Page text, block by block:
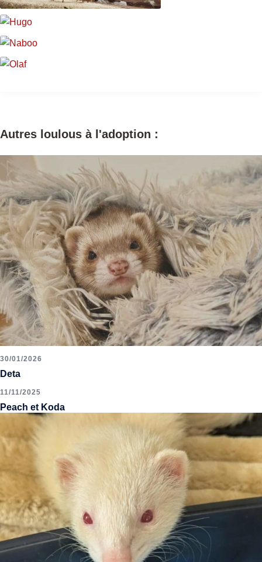
Vidocq
Autres loulous à l'adoption :
30/01/2026
Deta
11/11/2025
Peach et Koda